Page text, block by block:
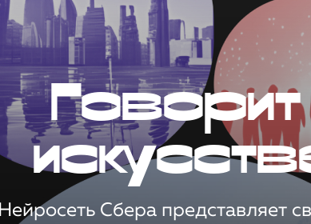
Нейросеть Сбера представляет